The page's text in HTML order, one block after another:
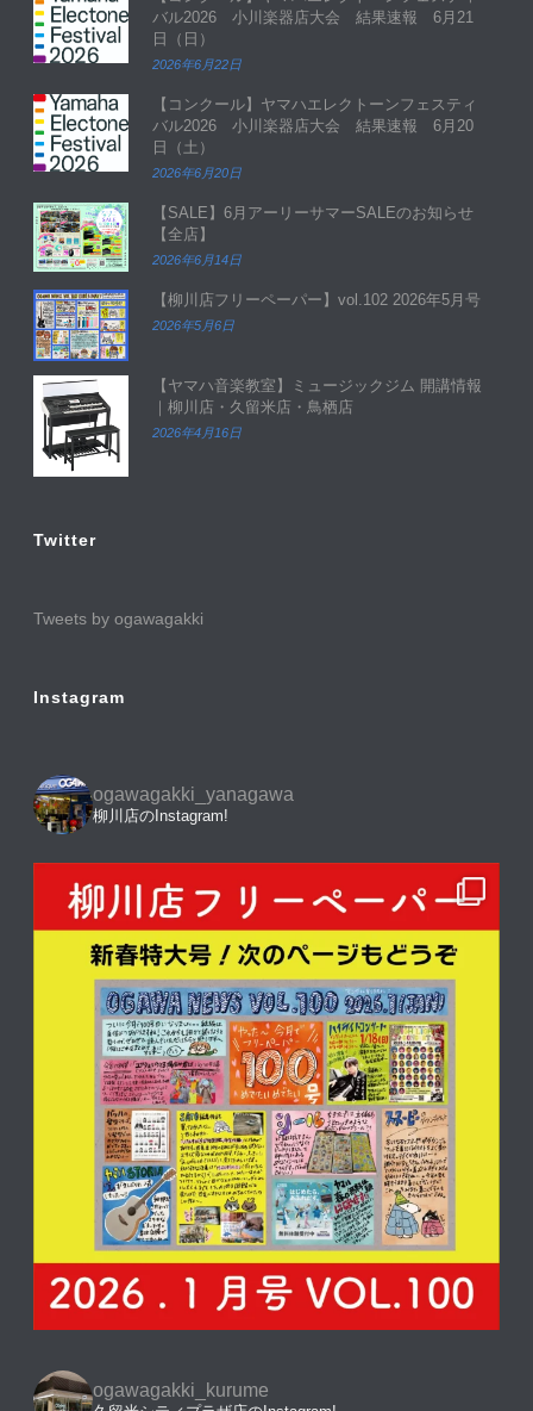
バル2026 小川楽器店大会 結果速報 6月21
日（日）
2026年6月22日
【コンクール】ヤマハエレクトーンフェスティ
バル2026 小川楽器店大会 結果速報 6月20
日（土）
2026年6月20日
【SALE】6月アーリーサマーSALEのお知らせ
【全店】
2026年6月14日
【柳川店フリーペーパー】vol.102 2026年5月号
2026年5月6日
【ヤマハ音楽教室】ミュージックジム 開講情報
｜柳川店・久留米店・鳥栖店
2026年4月16日
Twitter
Tweets by ogawagakki
Instagram
ogawagakki_yanagawa
柳川店のInstagram!
ogawagakki_kurume